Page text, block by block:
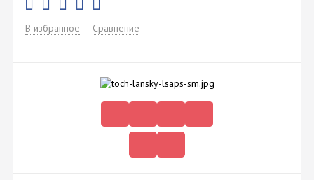
В избранное Сравнение